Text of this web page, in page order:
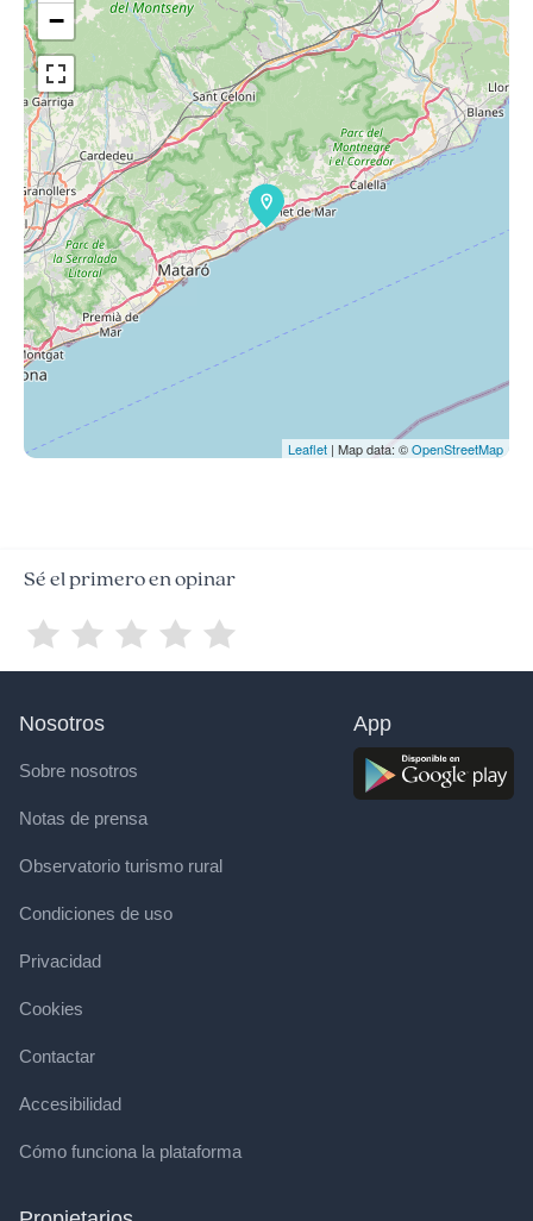
−
Leaflet | Map data: ©OpenStreetMap
Sé el primero en opinar
Nosotros
Sobre nosotros
Notas de prensa
Observatorio turismo rural
Condiciones de uso
Privacidad
Cookies
Contactar
Accesibilidad
Cómo funciona la plataforma
App